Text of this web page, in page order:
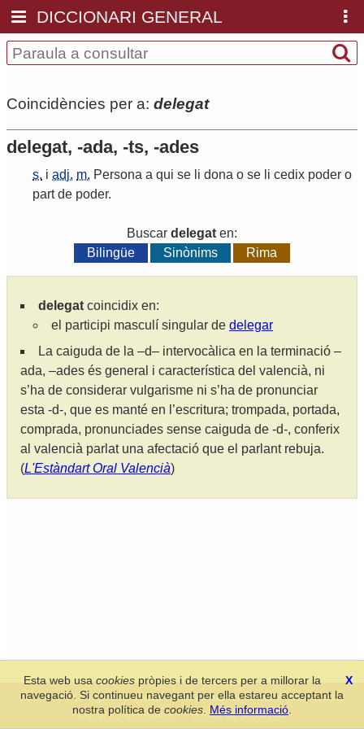
DICCIONARI GENERAL
Coincidències per a: delegat
delegat, -ada, -ts, -ades
s. i adj. m. Persona a qui se li dona o se li cedix poder o
part de poder.
Buscar delegat en:
Bilingüe
Sinònims Rima
delegat coincidix en:
el participi masculí singular de delegar
La caiguda de la –d– intervocàlica en la terminació –
ada, –ades és general i característica del valencià, ni
s’ha de considerar vulgarisme ni s’ha de pronunciar
esta -d-, que es manté en l’escritura; trompada, portada,
comprada, pronunciades sense caiguda de -d-, conferix
al valencià parlat una afectació que el parlant rebuja.
(L'Estàndart Oral Valencià)
Secció de Llengua i Lliteratura Valencianes-Real Acadèmia de
Cultura Valenciana-Política de privacitat
X
Esta web usacookies pròpies i de tercers per a millorar la
navegació. Si continueu navegant per ella estareu acceptant la
nostra política de cookies Més informació